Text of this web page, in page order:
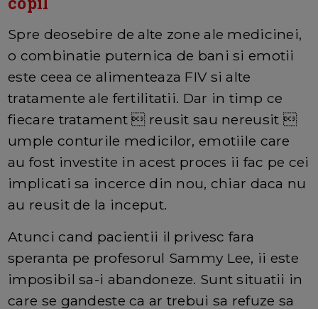
Spre deosebire de alte zone ale medicinei,
o combinatie puternica de bani si emotii
este ceea ce alimenteaza FIV si alte
tratamente ale fertilitatii. Dar in timp ce
fiecare tratament  reusit sau nereusit 
umple conturile medicilor, emotiile care
au fost investite in acest proces ii fac pe cei
implicati sa incerce din nou, chiar daca nu
au reusit de la inceput.
Atunci cand pacientii il privesc fara
speranta pe profesorul Sammy Lee, ii este
imposibil sa-i abandoneze. Sunt situatii in
care se gandeste ca ar trebui sa refuze sa